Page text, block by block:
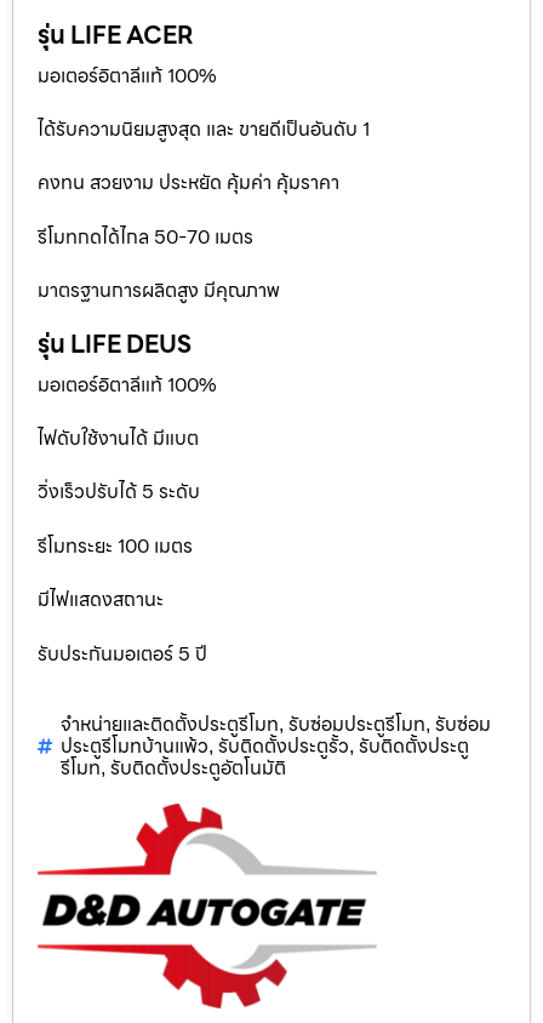
รุ่น LIFE ACER
มอเตอร์อิตาลีแท้ 100%
ได้รับความนิยมสูงสุด และ ขายดีเป็นอันดับ 1
คงทน สวยงาม ประหยัด คุ้มค่า คุ้มราคา
รีโมทกดได้ไกล 50-70 เมตร
มาตรฐานการผลิตสูง มีคุณภาพ
รุ่น LIFE DEUS
มอเตอร์อิตาลีแท้ 100%
ไฟดับใช้งานได้ มีแบต
วิ่งเร็วปรับได้ 5 ระดับ
รีโมทระยะ 100 เมตร
มีไฟแสดงสถานะ
รับประกันมอเตอร์ 5 ปี
จำหน่ายและติดตั้งประตูรีโมท, รับซ่อมประตูรีโมท, รับซ่อม
ประตูรีโมทบ้านแพ้ว, รับติดตั้งประตูรั้ว, รับติดตั้งประตู
รีโมท, รับติดตั้งประตูอัตโนมัติ